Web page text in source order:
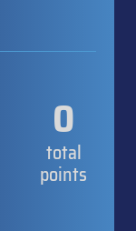
0
total
points